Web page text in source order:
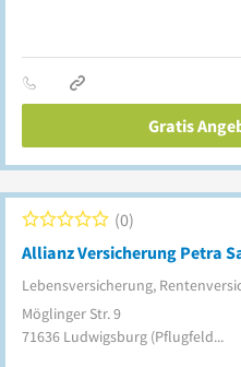
Gratis
Allianz Versicherung Petra
Lebensversicherung,
0
Möglinger Str. 9
71636 Ludwigsburg (Pflugfelden)